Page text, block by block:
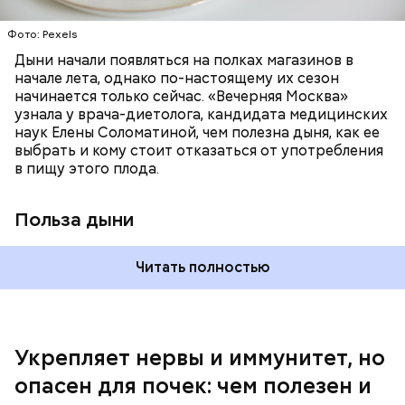
Фото: Pexels
Дыни начали появляться на полках магазинов в
начале лета, однако по-настоящему их сезон
начинается только сейчас. «Вечерняя Москва»
узнала у врача-диетолога, кандидата медицинских
наук Елены Соломатиной, чем полезна дыня, как ее
выбрать и кому стоит отказаться от употребления
в пищу этого плода.
Польза дыни
калий — оказывает мочегонное действие,
поддерживает сердечно-сосудистую
систему и предотвращает скачки давления;
магний — помогает калию и не дает сосудам
спазмироваться.
Читать полностью
Укрепляет нервы и иммунитет, но
опасен для почек: чем полезен и
— Если человек уже болеет мочекаменной
По мнению специалиста, здоровому человеку
достаточно включать щавель в рацион несколько
виде или припущенном на сковороде.